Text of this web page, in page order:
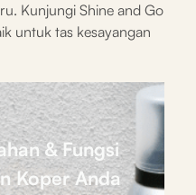
Kunjungi Shine and Go
untuk tas kesayangan
& Fungsi
Koper Anda